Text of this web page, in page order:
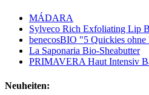
MÁDARA
Sylveco Rich Exfoliating Lip
benecosBIO "5 Quickies
La Saponaria Bio-Sheabutter
PRIMAVERA Haut Intensiv
Neuheiten: